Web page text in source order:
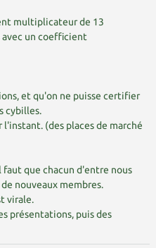
multiplicateur de 13
avec un coefficient
et qu'on ne puisse certifier
cybilles.
(des places de marché
faut que chacun d'entre nous
nouveaux membres.
virale.
présentations, puis des